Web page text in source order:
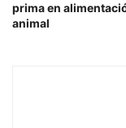
prima en
animal